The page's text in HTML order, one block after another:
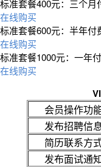
标准套餐400元：三个月
在线购买
标准套餐600元：半年付
在线购买
标准套餐1000元：一年
在线购买
会员操作功
发布招聘信
简历联系方
发布面试通